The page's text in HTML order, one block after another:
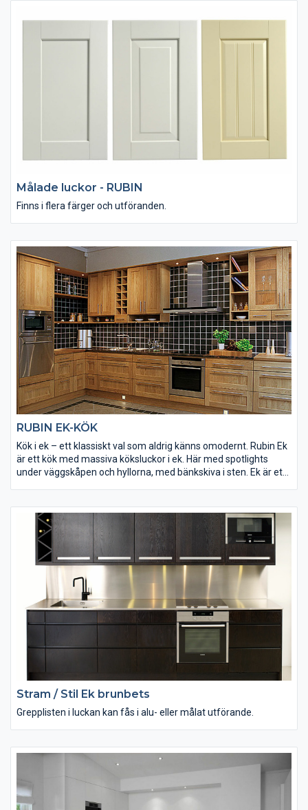
Målade luckor - RUBIN
Finns i flera färger och utföranden.
RUBIN EK-KÖK
Kök i ek – ett klassiskt val som aldrig känns omodernt. Rubin Ek
är ett kök med massiva köksluckor i ek. Här med spotlights
under väggskåpen och hyllorna, med bänkskiva i sten. Ek är ett
Stram / Stil Ek brunbets
Grepplisten i luckan kan fås i alu- eller målat utförande.